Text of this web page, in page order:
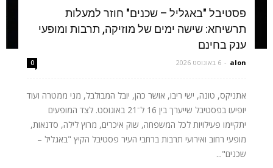
פסטיבל "באגליל – שכנים" חוזר למעלות
תרשיחא: שישה ימים של מוזיקה, תרבות ומופעי
ענק בחינם
alon
- 6 באוגוסט 2026 0
אתניקס, טונה, ישי ריבו, אושר כהן, יובל המבולבל, מני ממטרה ועוד
יופיעו בפסטיבל שייערך בין 16 ל־21 באוגוסט. לצד המופעים
יתקיימו פעילויות לכל המשפחה, שוק איכרים, מרוץ לילה, סדנאות,
מופעי רחוב ואירועי תרבות ברחבי העיר פסטיבל הקיץ "באגליל –
שכנים"...